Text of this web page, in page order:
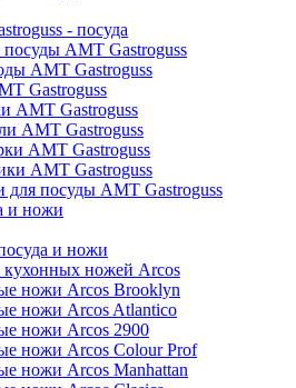
- посуда
AMT Gastroguss
AMT Gastroguss
Gastroguss
AMT Gastroguss
AMT Gastroguss
AMT Gastroguss
AMT Gastroguss
посуды AMT Gastroguss
и ножи
и ножи
ножей Arcos
ножи Arcos Brooklyn
ножи Arcos Atlantico
ножи Arcos 2900
ножи Arcos Colour Prof
ножи Arcos Manhattan